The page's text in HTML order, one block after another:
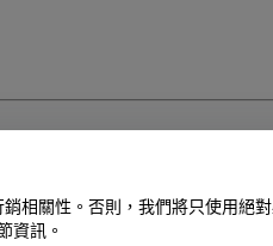
相關性。否則，我們將只使用絕
資訊。